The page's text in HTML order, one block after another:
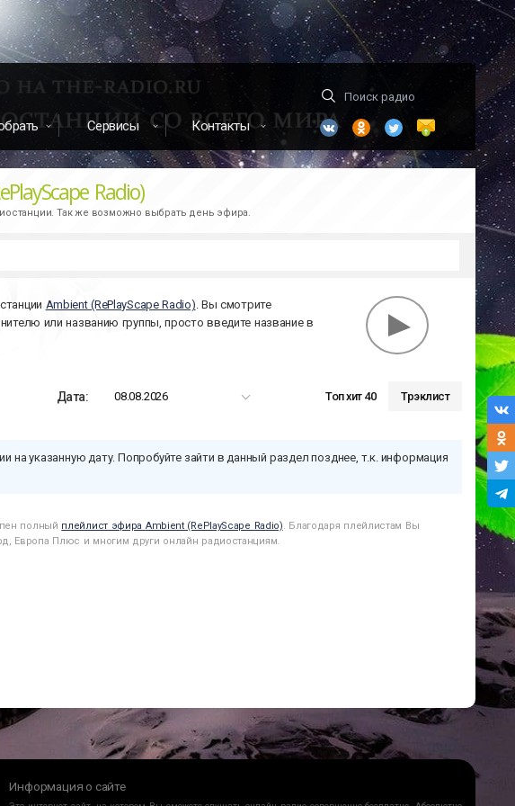
Сервисы Контакты
Radio)
Так же возможно выбрать день эфира.
Ambient (RePlayScape Radio) . Вы смотрите
или названию группы, просто введите название в
Дата: 08.08.2026 Топ хит 40 Трэклист
указанную дату. Попробуйте зайти в данный раздел позднее, т.к. информация
полный плейлист эфира Ambient (RePlayScape Radio). Благодаря плейлистам Вы
Европа Плюс и многим други онлайн радиостанциям.
Информация о сайте